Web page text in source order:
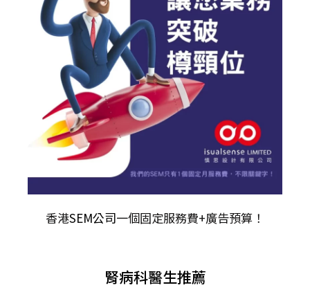
香港SEM公司一個固定服務費+廣告預算！
腎病科醫生推薦